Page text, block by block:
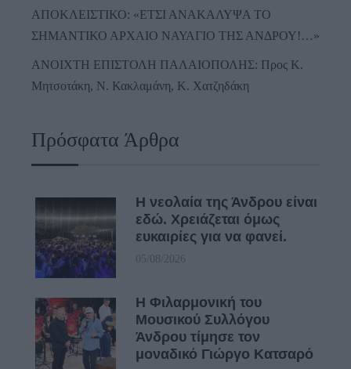
ΑΠΟΚΛΕΙΣΤΙΚΟ: «ΕΤΣΙ ΑΝΑΚΑΛΥΨΑ ΤΟ
ΣΗΜΑΝΤΙΚΟ ΑΡΧΑΙΟ ΝΑΥΑΓΙΟ ΤΗΣ ΑΝΔΡΟΥ!…»
ΑΝΟΙΧΤΗ ΕΠΙΣΤΟΛΗ ΠΑΛΑΙΟΠΟΛΗΣ: Προς K.
Μητσοτάκη, N. Κακλαμάνη, K. Χατζηδάκη
Πρόσφατα Άρθρα
Η νεολαία της Άνδρου είναι
εδώ. Χρειάζεται όμως
ευκαιρίες για να φανεί.
05/08/2026
Η Φιλαρμονική του
Μουσικού Συλλόγου
Άνδρου τίμησε τον
μοναδικό Γιώργο Κατσαρό